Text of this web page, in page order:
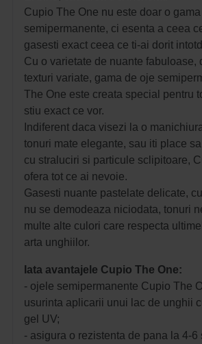
Cupio The One nu este doar o
semipermanente, ci esenta a ceea
gasesti exact ceea ce ti-ai dorit
Cu o varietate de nuante fabuloase,
texturi variate, gama de oje
The One este creata special pentru
stiu exact ce vor.
Indiferent daca visezi la o
tonuri mate elegante, sau iti place
cu straluciri si particule sclipitoare,
ofera tot ce ai nevoie.
Gasesti nuante pastelate delicate,
nu se demodeaza niciodata, tonuri
multe alte culori care respecta
arta unghiilor.
Iata avantajele Cupio The One:
- ojele semipermanente Cupio The
usurinta aplicarii unui lac de unghii
gel UV;
- asigura o rezistenta de pana la 4-6